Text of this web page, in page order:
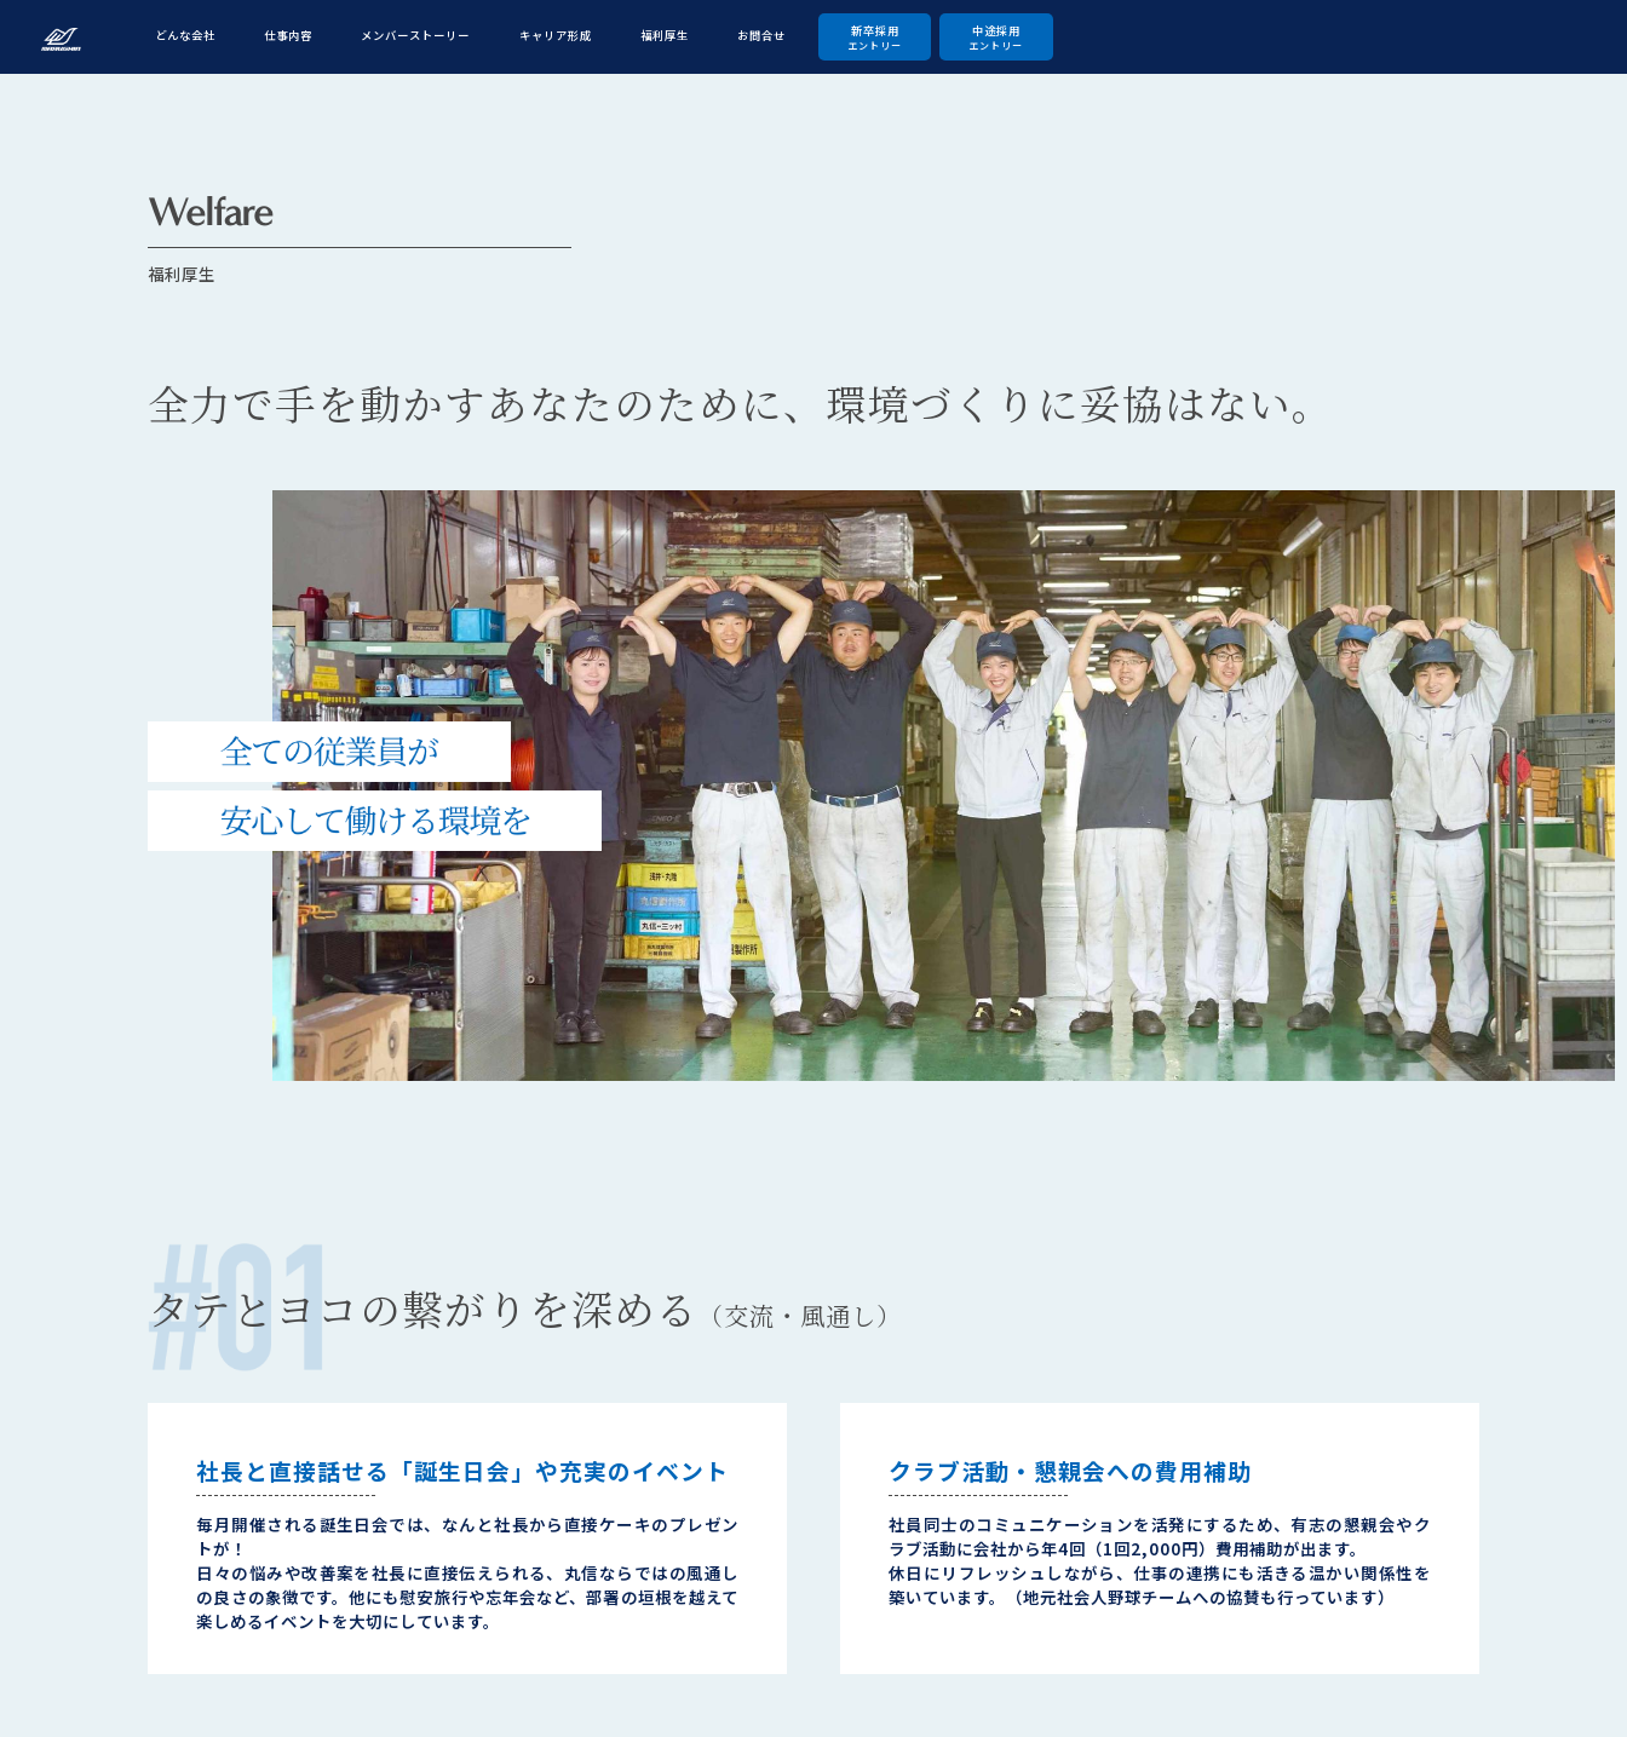
利
どんな会社 仕事内容 メンバーストーリー キャリア形成 福利厚生 お問合せ 新卒採用
エントリー
中途採用
エントリー
Welfare
福利厚生
全力で手を動かすあなたのために、環境づくりに妥協はない。
タテとヨコの繋がりを深める （交流・風通し）
社長と直接話せる「誕生日会」や充実のイベント
毎月開催される誕生日会では、なんと社長から直接ケーキのプレゼン
トが！
日々の悩みや改善案を社長に直接伝えられる、丸信ならではの風通し
の良さの象徴です。他にも慰安旅行や忘年会など、部署の垣根を越えて
楽しめるイベントを大切にしています。
クラブ活動・懇親会への費用補助
社員同士のコミュニケーションを活発にするため、有志の懇親会やク
ラブ活動に会社から年4回（1回2,000円）費用補助が出ます。
休日にリフレッシュしながら、仕事の連携にも活きる温かい関係性を
築いています。（地元社会人野球チームへの協賛も行っています）